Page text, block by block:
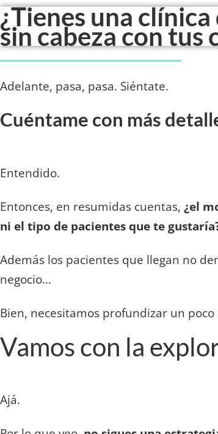
¿Tienes una
sin cabeza con tus
Adelante, pasa, pasa. Siéntate.
Cuéntame con más
Entendido.
Entonces, en resumidas cuentas, ¿el
ni el tipo de pacientes que te
Además los pacientes que llegan no
negocio…
Bien, necesitamos profundizar un
Vamos con la
Ajá.